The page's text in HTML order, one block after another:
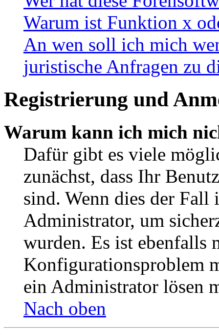
Warum ist Funktion x
An wen soll ich mich
juristische Anfragen zu
Registrierung und
Warum kann ich mich
Dafür gibt es viele
zunächst, dass Ihr
sind. Wenn dies der Fall
Administrator, um
wurden. Es ist ebenfalls
Konfigurationsproblem
ein Administrator lösen
Nach oben